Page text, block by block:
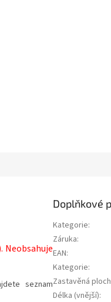
Neobsahuje
seznam
Doplňkové
Kategorie:
Záruka:
EAN:
Kategorie:
Zastavěná
Délka (vnější):